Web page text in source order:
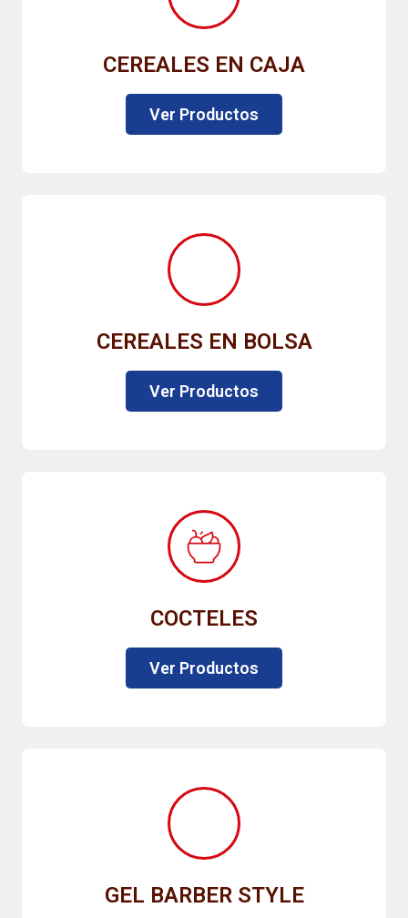
CEREALES EN CAJA
Ver Productos
CEREALES EN BOLSA
Ver Productos
COCTELES
Ver Productos
GEL BARBER STYLE